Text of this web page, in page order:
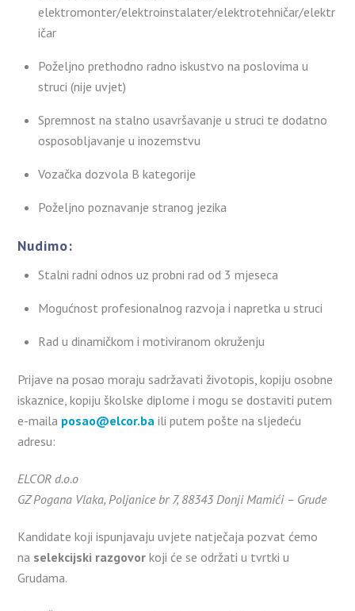
elektromonter/elektroinstalater/elektrotehničar/elektr
ičar
Poželjno prethodno radno iskustvo na poslovima u
struci (nije uvjet)
Spremnost na stalno usavršavanje u struci te dodatno
osposobljavanje u inozemstvu
Vozačka dozvola B kategorije
Poželjno poznavanje stranog jezika
Nudimo:
Stalni radni odnos uz probni rad od 3 mjeseca
Mogućnost profesionalnog razvoja i napretka u struci
Rad u dinamičkom i motiviranom okruženju
Prijave na posao moraju sadržavati životopis, kopiju osobne
iskaznice, kopiju školske diplome i mogu se dostaviti putem
e-maila posao@elcor.ba ili putem pošte na sljedeću
adresu:
ELCOR d.o.o
GZ Pogana Vlaka, Poljanice br 7, 88343 Donji Mamići – Grude
Kandidate koji ispunjavaju uvjete natječaja pozvat ćemo
na selekcijski razgovor koji će se održati u tvrtki u
Grudama.